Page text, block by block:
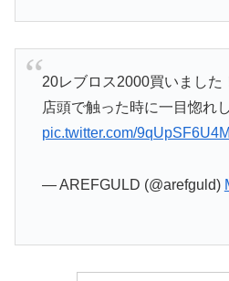
20レブロス2000買いました
店頭で触った時に一目惚
pic.twitter.com/9qUpSF6U4M
— AREFGULD (@arefguld)